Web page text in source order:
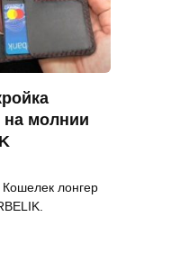
на молнии
лонгер